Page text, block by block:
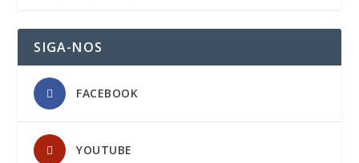
SIGA-NOS
FACEBOOK
YOUTUBE